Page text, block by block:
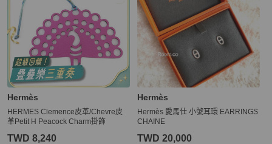
Hermès
HERMES Clemence皮革/Chevre皮
革Petit H Peacock Charm掛飾
TWD 8,240
Hermès
Hermès 愛馬仕 小號耳環 EARRINGS
CHAINE
TWD 20,000